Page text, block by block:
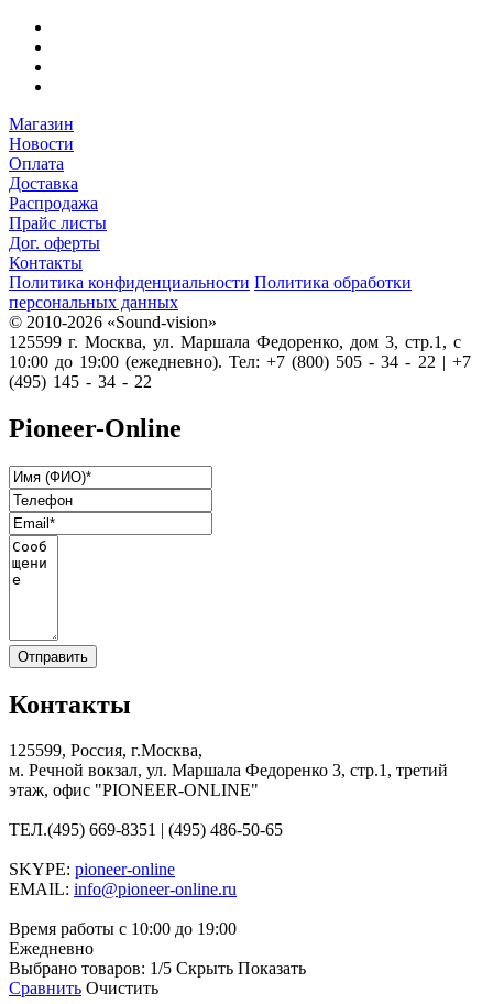
Магазин
Новости
Оплата
Доставка
Распродажа
Прайс листы
Дог. оферты
Контакты
Политика конфиденциальности Политика обработки
персональных данных
© 2010-2026 «Sound-vision»
125599 г. Москва, ул. Маршала Федоренко, дом 3, стр.1, с
10:00 до 19:00 (ежедневно). Тел: +7 (800) 505 - 34 - 22 | +7
(495) 145 - 34 - 22
Pioneer-Online
Контакты
125599, Россия, г.Москва,
м. Речной вокзал, ул. Маршала Федоренко 3, стр.1, третий
этаж, офис "PIONEER-ONLINE"
ТЕЛ.(495) 669-8351 | (495) 486-50-65
SKYPE: pioneer-online
EMAIL: info@pioneer-online.ru
Время работы с 10:00 до 19:00
Ежедневно
Выбрано товаров: 1/5 Скрыть Показать
Сравнить Очистить